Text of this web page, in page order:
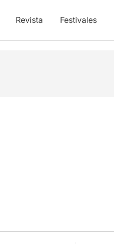
Revista Festivales